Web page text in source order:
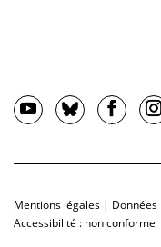
Mentions légales |
Accessibilité : non conforme